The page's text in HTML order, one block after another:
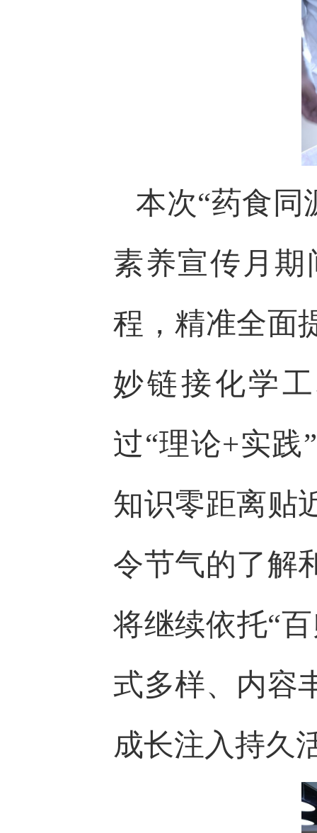
本次“药食同
素养宣传月期
程，精准全面
妙链接化学
过“理论+实践
知识零距离贴
令节气的了解
将继续依托“
式多样、内容
成长注入持久